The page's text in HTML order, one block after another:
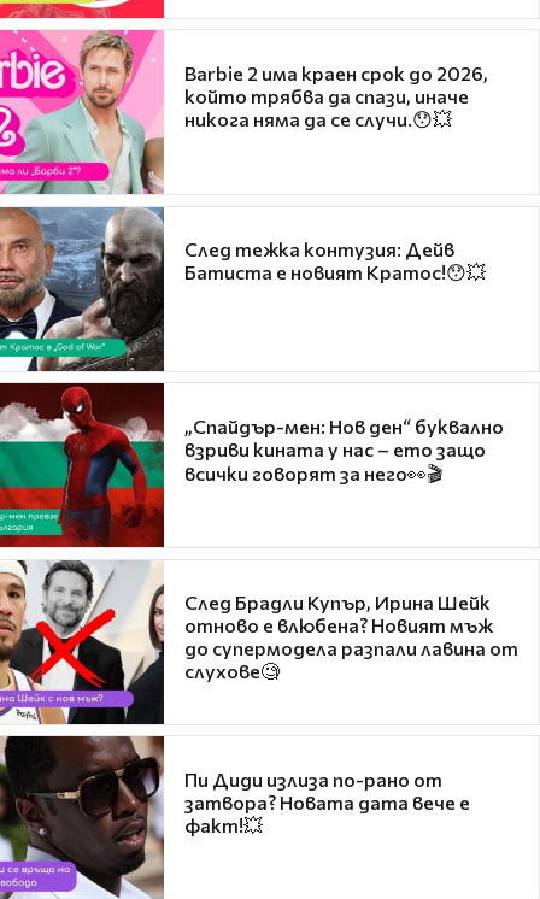
Barbie 2 има краен срок до 2026,
който трябва да спази, иначе
никога няма да се случи.😯💥
След тежка контузия: Дейв
Батиста е новият Кратос!😯💥
„Спайдър-мен: Нов ден“ буквално
взриви кината у нас – ето защо
всички говорят за него👀🎬
След Брадли Купър, Ирина Шейк
отново е влюбена? Новият мъж
до супермодела разпали лавина от
слухове🧐
Пи Диди излиза по-рано от
затвора? Новата дата вече е
факт!💥